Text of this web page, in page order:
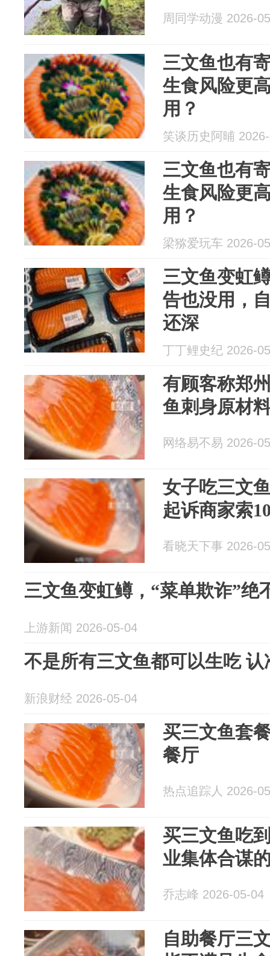
周同学动漫 2026-
三文鱼也有
生食风险更
用？
笑谈历史阿晡
三文鱼也有
生食风险更
用？
梁猕爱玩车 2026-
三文鱼变虹
告也没用，
还深
丁丁鲤史纪 2026-
有顾客称郑
鱼刺身原材
网络易不易 2026-
女子吃三文
起诉商家索
看晓天下事 2026-
三文鱼变虹鳟，“菜单欺诈”绝
上游新闻 2026-05-04
不是所有三文鱼都可以生吃 认
新浪财经 2026-05-04
买三文鱼套
餐厅
热点追踪人 2026-
买三文鱼吃
业集体合谋
乔志峰 2026-05-04
自助餐厅三